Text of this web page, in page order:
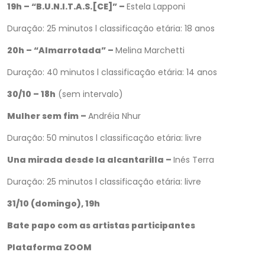
19h – “B.U.N.I.T.A.S.[CE]” – Estela Lapponi
Duração: 25 minutos l classificação etária: 18 anos
20h – “Almarrotada” – Melina Marchetti
Duração: 40 minutos l classificação etária: 14 anos
30/10 – 18h (sem intervalo)
Mulher sem fim – Andréia Nhur
Duração: 50 minutos l classificação etária: livre
Una mirada desde la alcantarilla – Inés Terra
Duração: 25 minutos l classificação etária: livre
31/10 (domingo), 19h
Bate papo com as artistas participantes
Plataforma ZOOM